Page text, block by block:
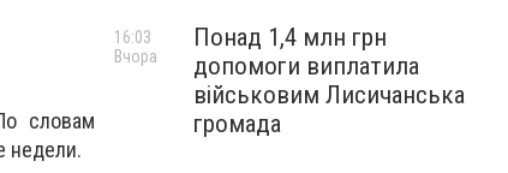
словам
недели.
Понад 1,4 млн грн
допомоги виплатила
військовим Лисичанська
громада
16:03
Вчора